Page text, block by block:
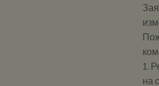
1.
на